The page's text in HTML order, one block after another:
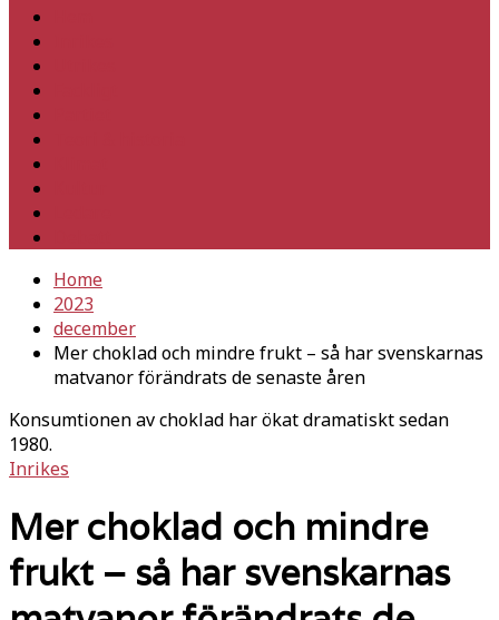
Home
2023
december
Mer choklad och mindre frukt – så har svenskarnas
matvanor förändrats de senaste åren
Konsumtionen av choklad har ökat dramatiskt sedan
1980.
Inrikes
Mer choklad och mindre
frukt – så har svenskarnas